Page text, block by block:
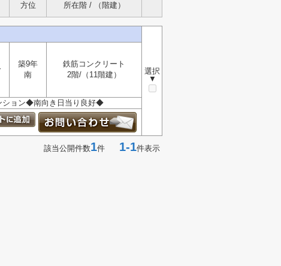
方位
所在階 / （階建）
選択
▼
築9年
南
鉄筋コンクリート
2階/（11階建）
ション◆南向き日当り良好◆
該当公開件数1件 1-1件表示